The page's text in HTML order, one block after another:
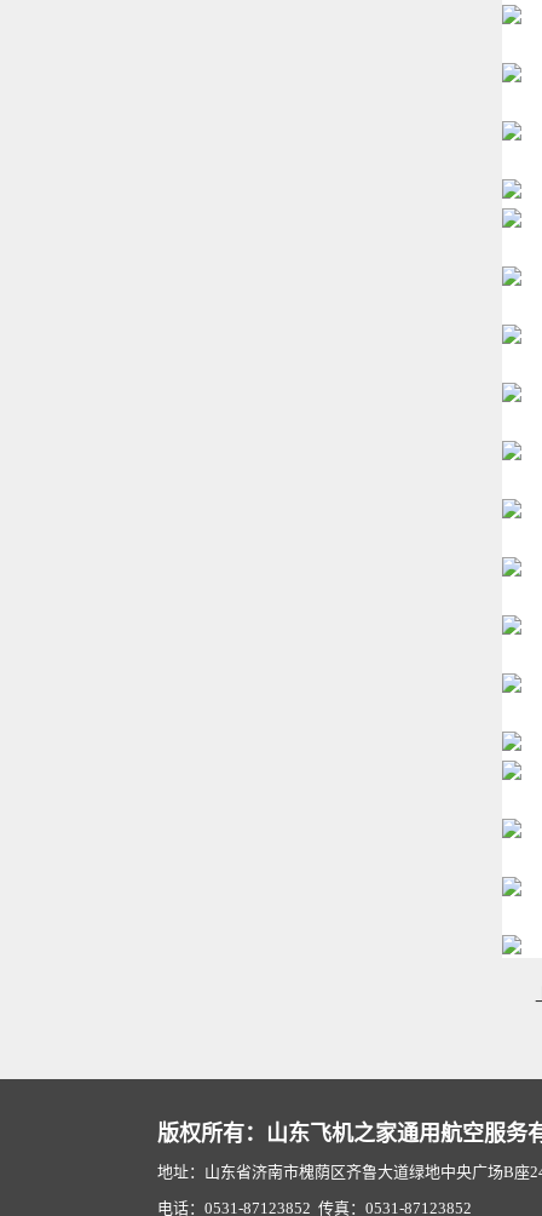
版权所有：山东飞机之家通用航空服务
地址：山东省济南市槐荫区齐鲁大道绿地中央广场B座
电话：0531-87123852 传真：0531-87123852